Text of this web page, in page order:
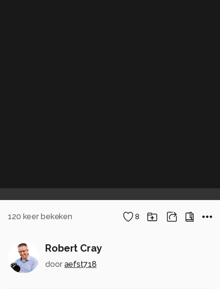
120 keer bekeken 8
Robert Cray
door aefst718